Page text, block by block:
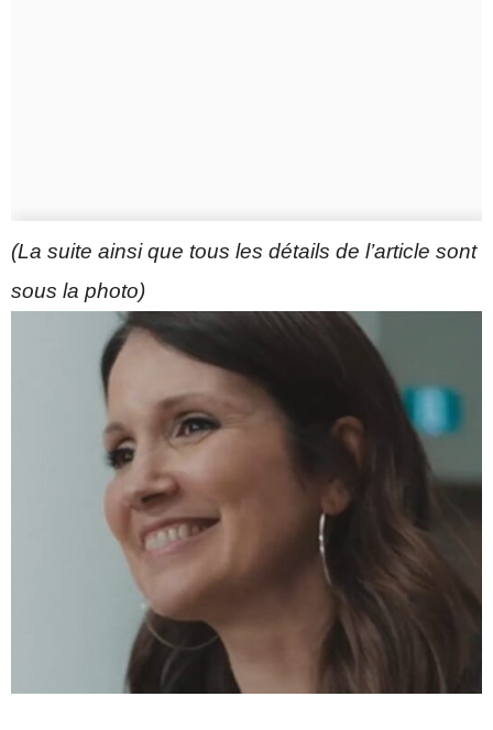
(La suite ainsi que tous les détails de l’article sont
sous la photo)